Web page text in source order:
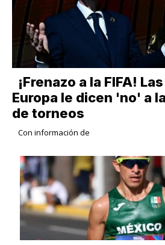
¡Frenazo a la FIFA!
Europa le dicen 'no' a
de torneos
Con información de